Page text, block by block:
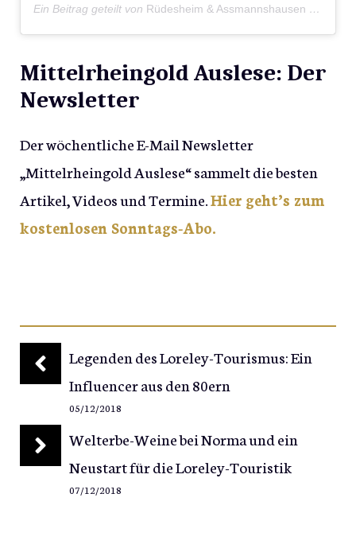
Ein Beitrag geteilt von Rüdesheim & Assmannshausen
Mittelrheingold Auslese: Der
Newsletter
Der wöchentliche E-Mail Newsletter
„Mittelrheingold Auslese“ sammelt die besten
Artikel, Videos und Termine.Hier geht’s zum
kostenlosen Sonntags-Abo.
Legenden des Loreley-Tourismus: Ein
Influencer aus den 80ern
05/12/2018
Welterbe-Weine bei Norma und ein
Neustart für die Loreley-Touristik
07/12/2018